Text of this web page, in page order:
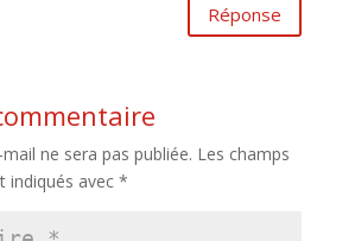
Réponse
ne sera pas publiée. Les champs
indiqués avec *